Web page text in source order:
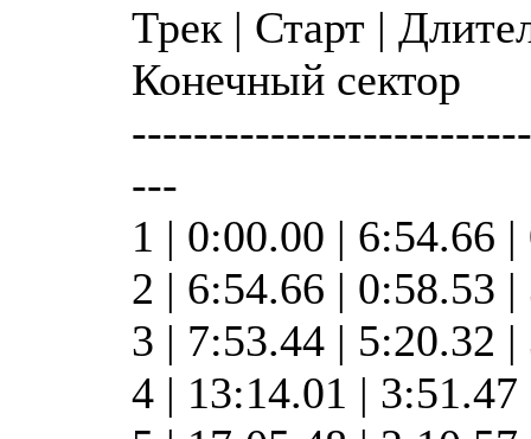
Трек | Старт |
Конечный сектор
---
1 | 0:00.00 | 6:54.66 |
2 | 6:54.66 | 0:58.53 |
3 | 7:53.44 | 5:20.32
4 | 13:14.01 |